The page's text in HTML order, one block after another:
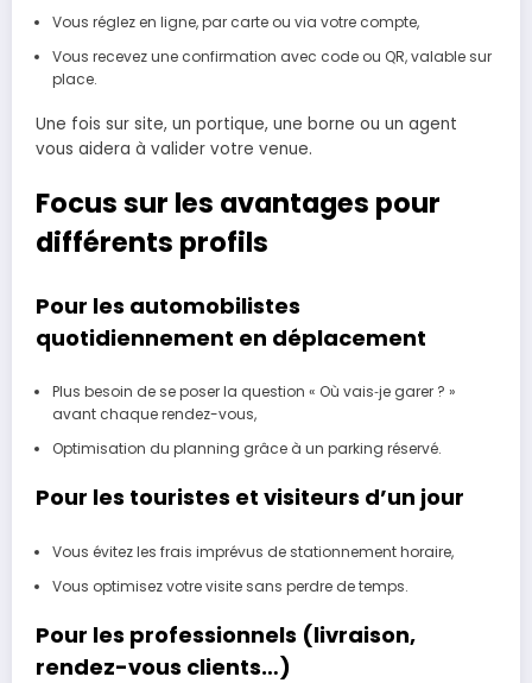
Vous réglez en ligne, par carte ou via votre compte,
Vous recevez une confirmation avec code ou QR, valable sur
place.
Une fois sur site, un portique, une borne ou un agent
vous aidera à valider votre venue.
Focus sur les avantages pour
différents profils
Pour les automobilistes
quotidiennement en déplacement
Plus besoin de se poser la question « Où vais‑je garer ? »
avant chaque rendez-vous,
Optimisation du planning grâce à un parking réservé.
Pour les touristes et visiteurs d’un jour
Vous évitez les frais imprévus de stationnement horaire,
Vous optimisez votre visite sans perdre de temps.
Pour les professionnels (livraison,
rendez-vous clients…)